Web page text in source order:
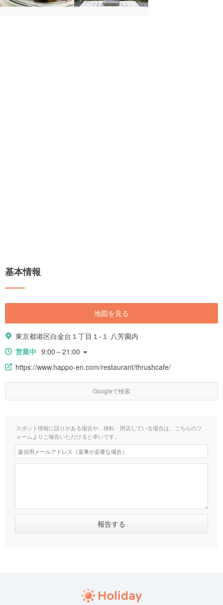
基本情報
地図を見る
東京都港区白金台１丁目１-１ 八芳園内
営業中 9:00～21:00
https://www.happo-en.com/restaurant/thrushcafe/
Googleで検索
スポット情報に誤りがある場合や、移転・閉店している場合は、こちらのフ
ォームよりご報告いただけると幸いです。